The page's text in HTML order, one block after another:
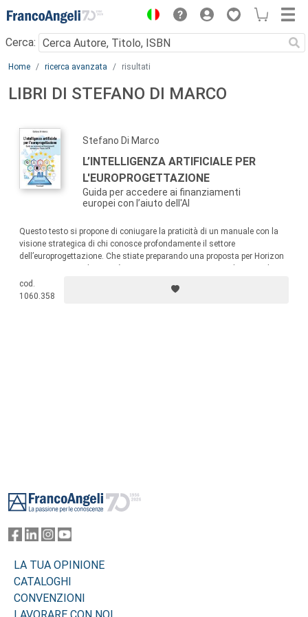
Menu
Cerca:
Main content
Home ricerca avanzata risultati
LIBRI DI STEFANO DI MARCO
Stefano Di Marco
L’INTELLIGENZA ARTIFICIALE PER
L'EUROPROGETTAZIONE
Guida per accedere ai finanziamenti
europei con l’aiuto dell'AI
Questo testo si propone di coniugare la praticità di un manuale con la
visione strategica di chi conosce profondamente il settore
dell’europrogettazione. Che stiate preparando una proposta per Horizon
progetto Erasmus+, qui scoprirete come utilizzare al meglio ChatGPT,
Gemini AI e altri strumenti tecnologici.
cod.
1060.358
LA TUA OPINIONE
CATALOGHI
CONVENZIONI